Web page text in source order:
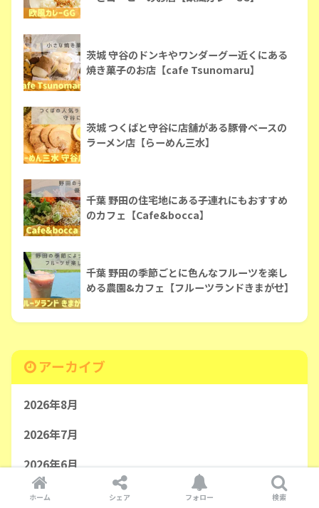
茨城 守谷のドンキやワンダーグー近くにある
焼き菓子のお店【cafe Tsunomaru】
茨城 つくばと守谷に店舗がある豚骨ベースの
ラーメン店【らーめん三水】
千葉 野田の住宅地にある子連れにもおすすめ
のカフェ【Cafe&bocca】
千葉 野田の季節ごとに色んなフルーツを楽し
める農園&カフェ【フルーツランドきまがせ】
アーカイブ
2026年8月
2026年7月
2026年6月
2026年5月
ホーム シェア フォロー 検索